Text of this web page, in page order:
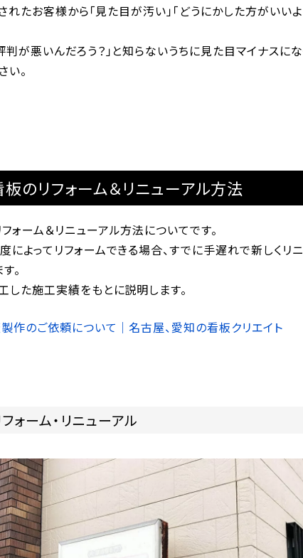
たお客様から「見た目が汚い」「どうにかした方がいいよ
が悪いんだろう？」と知らないうちに見た目マイナスにな
い。
のリフォーム＆リニューアル方法
ォーム＆リニューアル方法についてです。
によってリフォームできる場合、すでに手遅れで新しくリ
。
した施工実績をもとに説明します。
作のご依頼について｜名古屋、愛知の看板クリエイト
ォーム・リニューアル